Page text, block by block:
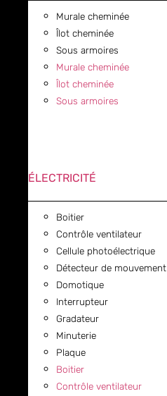
Murale cheminée
Îlot cheminée
Sous armoires
Murale cheminée
Îlot cheminée
Sous armoires
ÉLECTRICITÉ
Boitier
Contrôle ventilateur
Cellule photoélectrique
Détecteur de mouvement
Domotique
Interrupteur
Gradateur
Minuterie
Plaque
Boitier
Contrôle ventilateur